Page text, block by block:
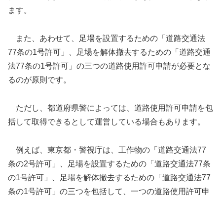
ます。
また、あわせて、足場を設置するための「道路交通法
77条の1号許可」、足場を解体撤去するための「道路交通
法77条の1号許可」の三つの道路使用許可申請が必要とな
るのが原則です。
ただし、都道府県警によっては、道路使用許可申請を包
括して取得できるとして運営している場合もあります。
例えば、東京都・警視庁は、工作物の「道路交通法77
条の2号許可」、足場を設置するための「道路交通法77条
の1号許可」、足場を解体撤去するための「道路交通法77
条の1号許可」の三つを包括して、一つの道路使用許可申